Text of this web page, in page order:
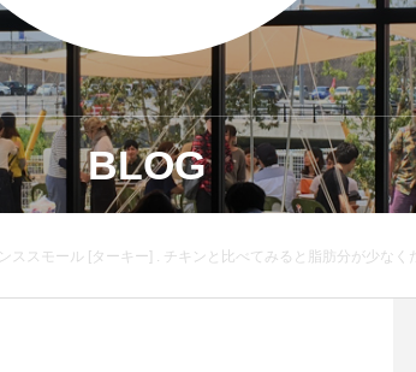
BLOG
ススモール [ターキー] . チキンと比べてみると脂肪分が少なく